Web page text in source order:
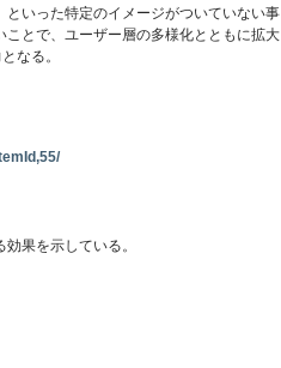
いった特定のイメージがついていない事
とで、ユーザー層の多様化とともに拡大
なる。
果を示している。